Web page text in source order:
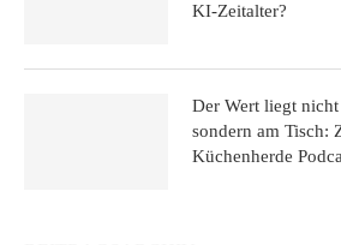
KI-Zeitalter?
Der Wert liegt
sondern am Tisch:
Küchenherde